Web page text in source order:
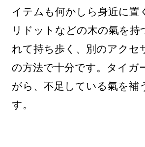
イテムも何かしら身近に
リドットなどの木の氣を
れて持ち歩く、別のアクセ
の方法で十分です。タイガ
がら、不足している氣を補
す。